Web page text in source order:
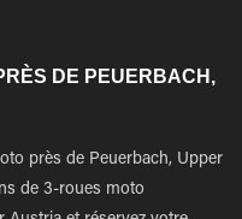
DE PEUERBACH,
près de Peuerbach, Upper
de 3-roues moto